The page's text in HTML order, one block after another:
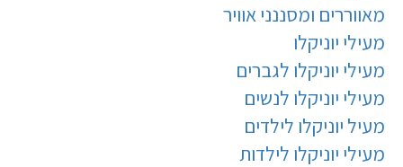
מאווררים ומסננני אוויר
מעילי יוניקלו
מעילי יוניקלו לגברים
מעילי יוניקלו לנשים
מעיל יוניקלו לילדים
מעילי יוניקלו לילדות